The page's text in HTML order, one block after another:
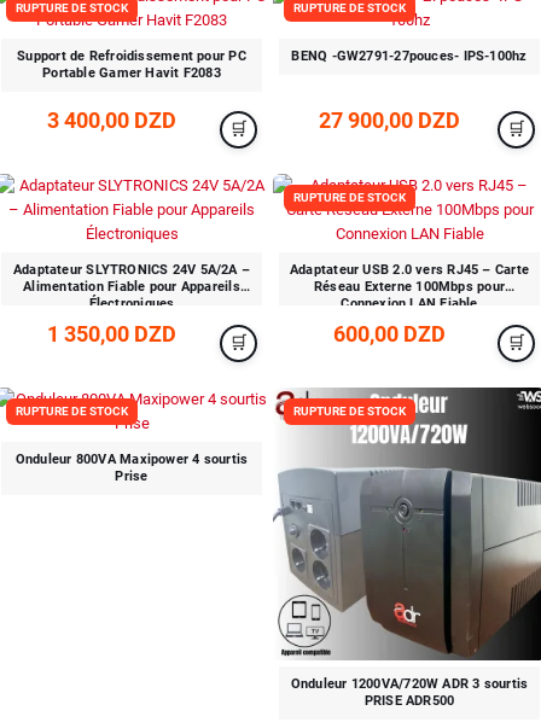
RUPTURE DE STOCK
Support de Refroidissement pour PC
Portable Gamer Havit F2083
3 400,00 DZD
RUPTURE DE STOCK
BENQ -GW2791-27pouces- IPS-100hz
27 900,00 DZD
Adaptateur SLYTRONICS 24V 5A/2A –
Alimentation Fiable pour Appareils
Électroniques
1 350,00 DZD
RUPTURE DE STOCK
Adaptateur USB 2.0 vers RJ45 – Carte
Réseau Externe 100Mbps pour
Connexion LAN Fiable
600,00 DZD
RUPTURE DE STOCK
Onduleur 800VA Maxipower 4 sourtis
Prise
RUPTURE DE STOCK
Onduleur 1200VA/720W ADR 3 sourtis
PRISE ADR500